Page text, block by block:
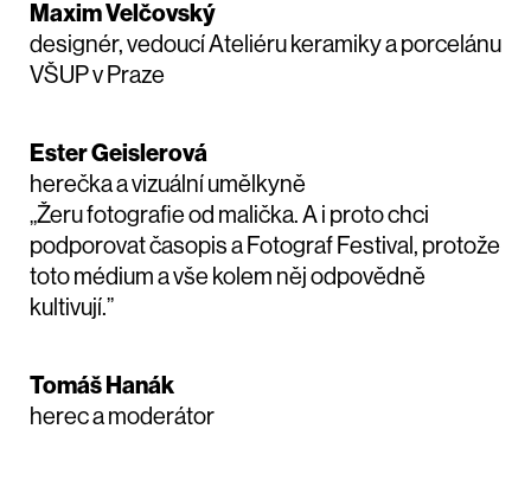
Maxim Velčovský
designér, vedoucí Ateliéru keramiky a porcelánu
VŠUP v Praze
Ester Geislerová
herečka a vizuální umělkyně
„Žeru fotografie od malička. A i proto chci
podporovat časopis a Fotograf Festival, protože
toto médium a vše kolem něj odpovědně
kultivují.”
Tomáš Hanák
herec a moderátor